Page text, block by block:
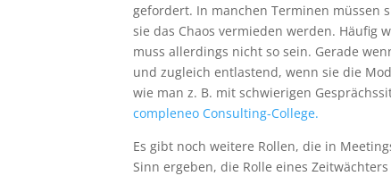
gefordert. In manchen Terminen müssen
sie das Chaos vermieden werden. Häufig
muss allerdings nicht so sein. Gerade
und zugleich entlastend, wenn sie die
wie man z. B. mit schwierigen
compleneo Consulting-College.
Es gibt noch weitere Rollen, die in
Sinn ergeben, die Rolle eines